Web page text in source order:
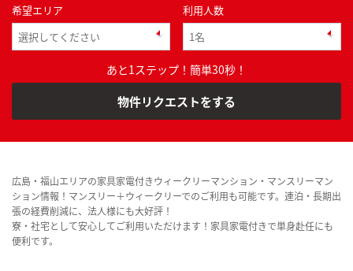
希望エリア
利用人数
あと1ステップ！簡単30秒！
物件リクエストをする
広島・福山エリアの家具家電付きウィークリーマンション・マンスリーマン
ション情報！マンスリー＋ウィークリーでのご利用も可能です。連泊・長期出
張の経費削減に、法人様にも大好評！
寮・社宅として安心してご利用いただけます！家具家電付きで単身赴任にも
便利です。